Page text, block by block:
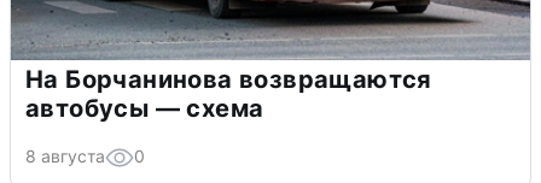
На Борчанинова возвращаются
автобусы — схема
8 августа 0